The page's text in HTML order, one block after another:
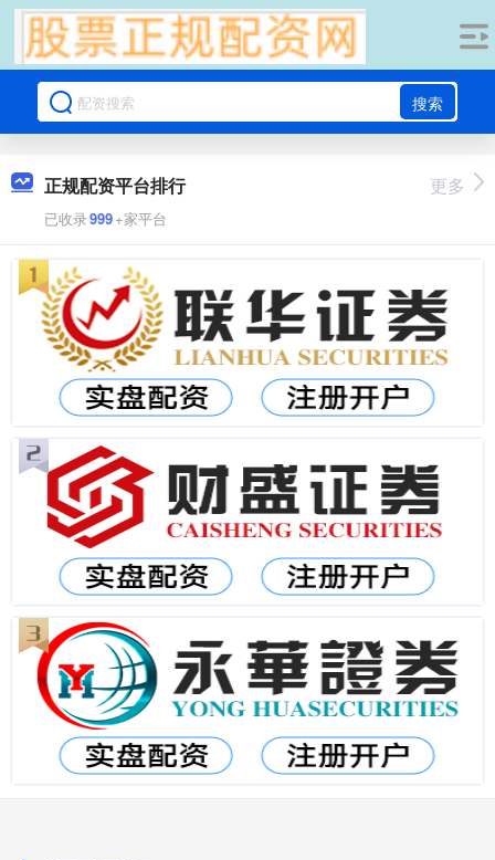
搜索
正规配资平台排行
已收录999+家平台
更多